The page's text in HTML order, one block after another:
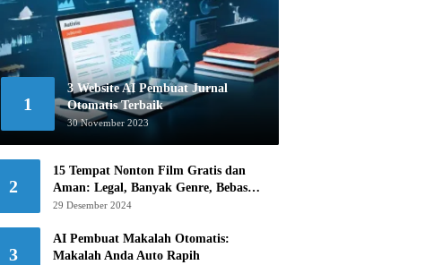
1
3 Website AI Pembuat Jurnal
Otomatis Terbaik
30 November 2023
2
15 Tempat Nonton Film Gratis dan
Aman: Legal, Banyak Genre, Bebas
Khawatir!
29 Desember 2024
3
AI Pembuat Makalah Otomatis:
Makalah Anda Auto Rapih